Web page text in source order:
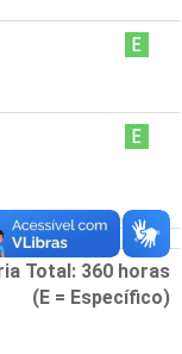
Total: 360 horas
(E = Específico)